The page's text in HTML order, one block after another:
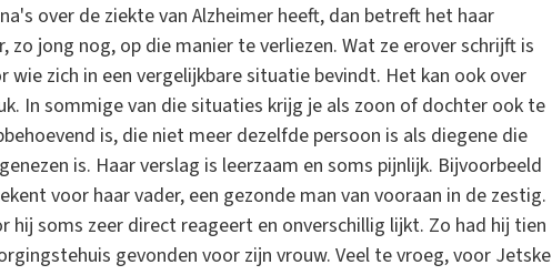
over de ziekte van Alzheimer heeft, dan betreft het haar
jong nog, op die manier te verliezen. Wat ze erover schrijft is
zich in een vergelijkbare situatie bevindt. Het kan ook over
In sommige van die situaties krijg je als zoon of dochter ook te
is, die niet meer dezelfde persoon is als diegene die
is. Haar verslag is leerzaam en soms pijnlijk. Bijvoorbeeld
voor haar vader, een gezonde man van vooraan in de zestig.
hij soms zeer direct reageert en onverschillig lijkt. Zo had hij tien
gevonden voor zijn vrouw. Veel te vroeg, voor Jetske